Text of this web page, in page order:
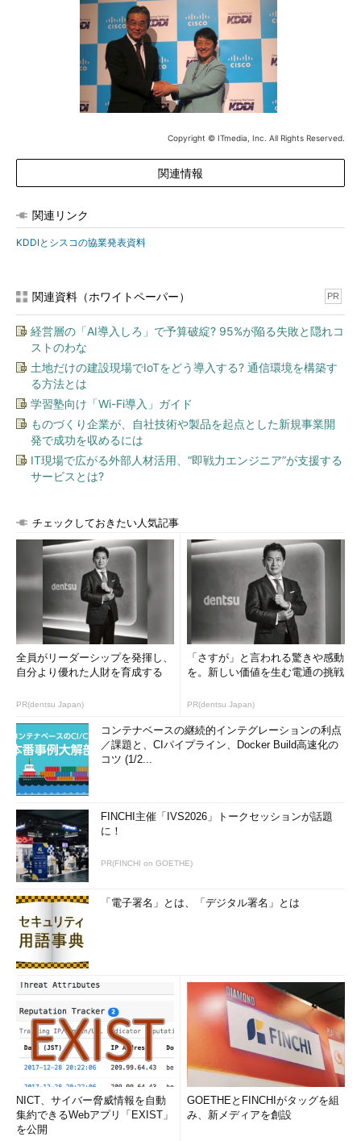
Copyright © ITmedia, Inc. All Rights Reserved.
関連情報
関連リンク
KDDIとシスコの協業発表資料
関連資料（ホワイトペーパー） PR
経営層の「AI導入しろ」で予算破綻? 95%が陥る失敗と隠れコ
ストのわな
土地だけの建設現場でIoTをどう導入する? 通信環境を構築す
る方法とは
学習塾向け「Wi-Fi導入」ガイド
ものづくり企業が、自社技術や製品を起点とした新規事業開
発で成功を収めるには
IT現場で広がる外部人材活用、“即戦力エンジニア”が支援する
サービスとは?
チェックしておきたい人気記事
全員がリーダーシップを発揮し、
自分より優れた人財を育成する
PR(dentsu Japan)
「さすが」と言われる驚きや感動
を。新しい価値を生む電通の挑戦
PR(dentsu Japan)
コンテナベースの継続的インテグレーションの利点
／課題と、CIパイプライン、Docker Build高速化の
コツ (1/2...
FINCHI主催「IVS2026」トークセッションが話題
に！
PR(FINCHI on GOETHE)
「電子署名」とは、「デジタル署名」とは
NICT、サイバー脅威情報を自動
集約できるWebアプリ「EXIST」
を公開
GOETHEとFINCHIがタッグを組
み、新メディアを創設